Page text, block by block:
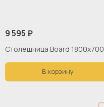
9 595 ₽
Столешница Board 1800х700
В корзину